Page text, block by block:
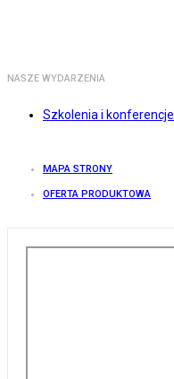
NASZE WYDARZENIA
Szkolenia i konferencje
MAPA STRONY
OFERTA PRODUKTOWA